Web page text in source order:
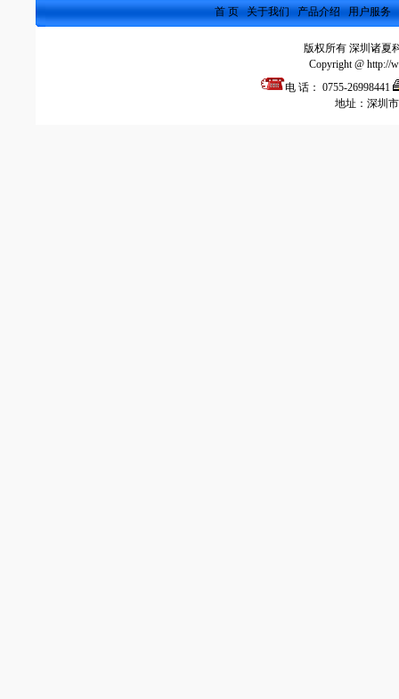
首 页 关于我们 产品介绍 用户服务
版权所有 深圳诸
Copyright @ http://
电 话： 0755-26998441
地址：深圳